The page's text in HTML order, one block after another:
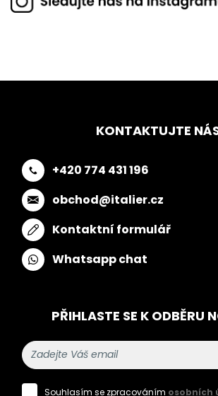
KONTAKTUJTE
+420 774 431 196
obchod@italier.cz
Kontaktní formulář
Whatsapp chat
PŘIHLASTE SE K ODBĚRU
Souhlasím se zpracováním osobních